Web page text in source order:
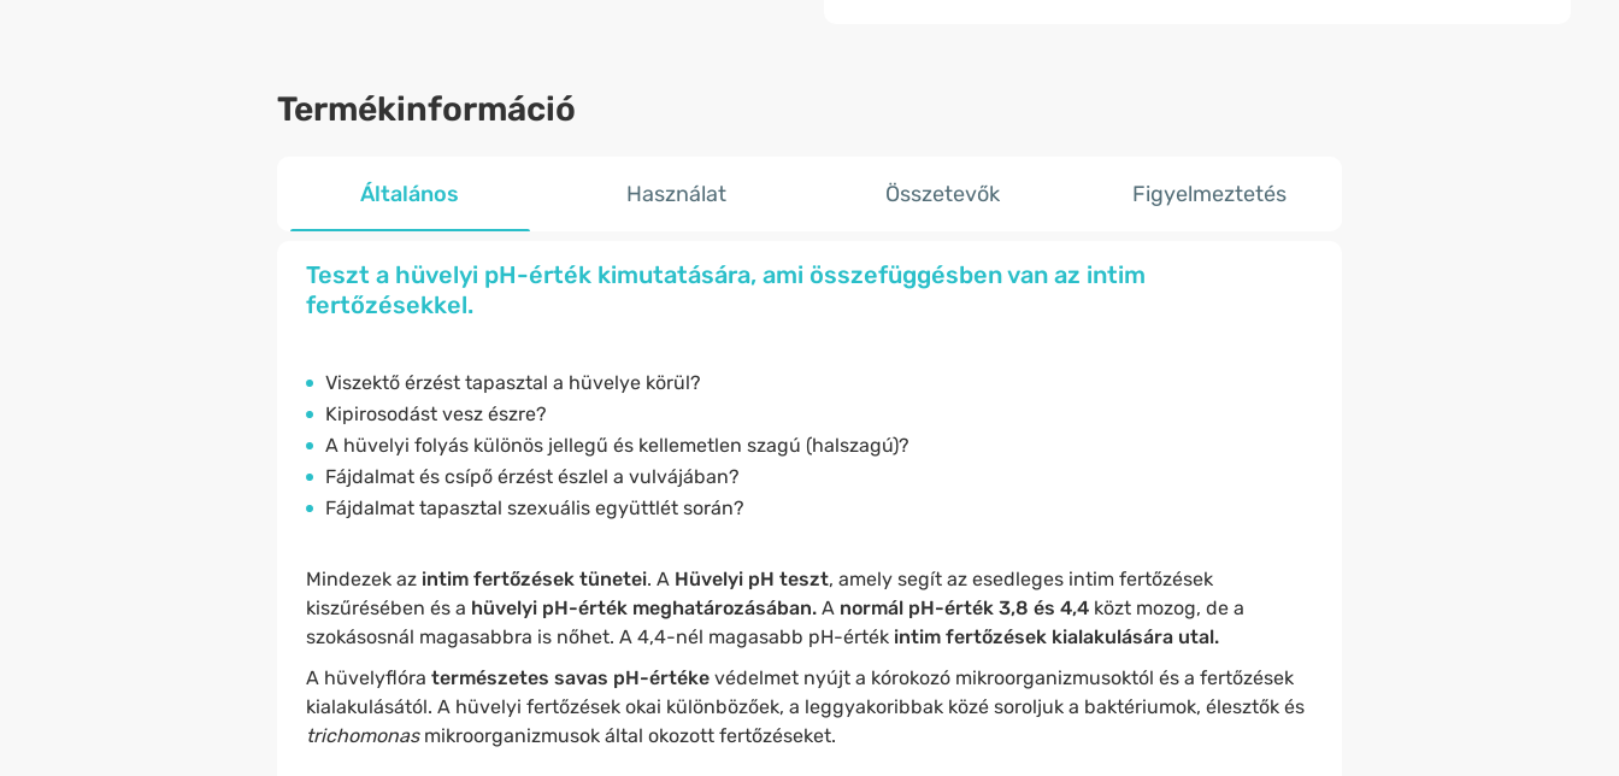
Termékinformáció
Általános Használat Összetevők Figyelmeztetés
Teszt a hüvelyi pH-érték kimutatására, ami összefüggésben van az intim
fertőzésekkel.
Viszektő érzést tapasztal a hüvelye körül?
Kipirosodást vesz észre?
A hüvelyi folyás különös jellegű és kellemetlen szagú (halszagú)?
Fájdalmat és csípő érzést észlel a vulvájában?
Fájdalmat tapasztal szexuális együttlét során?
Mindezek az intim fertőzések tünetei. A Hüvelyi pH teszt, amely segít az esedleges intim fertőzések
kiszűrésében és a hüvelyi pH-érték meghatározásában. A normál pH-érték 3,8 és 4,4közt mozog, de a
szokásosnál magasabbra is nőhet. A 4,4-nél magasabb pH-érték intim fertőzések kialakulására utal.
A hüvelyflóra természetes savas pH-értéke védelmet nyújt a kórokozó mikroorganizmusoktól és a fertőzések
kialakulásától. A hüvelyi fertőzések okai különbözőek, a leggyakoribbak közé soroljuk a baktériumok, élesztők és
trichomonas mikroorganizmusok által okozott fertőzéseket.